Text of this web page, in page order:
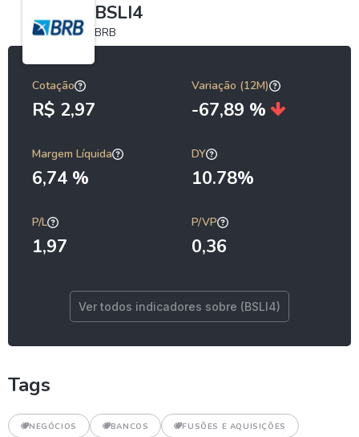
BSLI4
BRB
Cotação
R$ 2,97
Variação (12M)
-67,89 %
Margem Líquida
6,74 %
DY
10.78%
P/L
1,97
P/VP
0,36
Ver todos indicadores sobre (BSLI4)
Tags
NEGÓCIOS BANCOS FUSÕES E AQUISIÇÕES